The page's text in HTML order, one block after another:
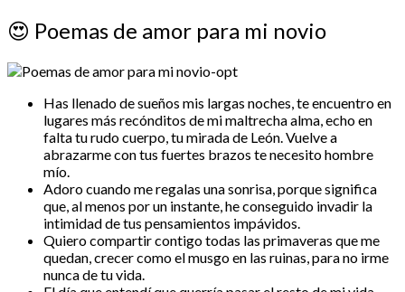
😍 Poemas de amor para mi novio
Has llenado de sueños mis largas noches, te encuentro en
lugares más recónditos de mi maltrecha alma, echo en
falta tu rudo cuerpo, tu mirada de León. Vuelve a
abrazarme con tus fuertes brazos te necesito hombre
mío.
Adoro cuando me regalas una sonrisa, porque significa
que, al menos por un instante, he conseguido invadir la
intimidad de tus pensamientos impávidos.
Quiero compartir contigo todas las primaveras que me
quedan, crecer como el musgo en las ruinas, para no irme
nunca de tu vida.